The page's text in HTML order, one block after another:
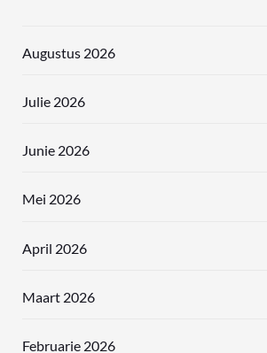
Augustus 2026
Julie 2026
Junie 2026
Mei 2026
April 2026
Maart 2026
Februarie 2026